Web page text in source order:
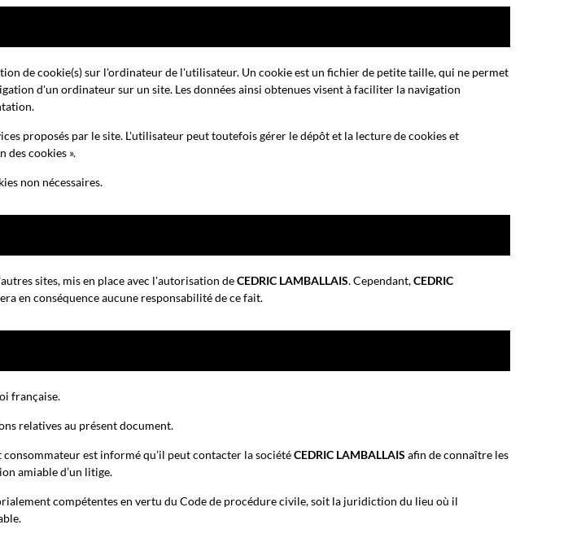
de cookie(s) sur l'ordinateur de l'utilisateur. Un cookie est un fichier de petite taille, qui ne permet
d'un ordinateur sur un site. Les données ainsi obtenues visent à faciliter la navigation
proposés par le site. L'utilisateur peut toutefois gérer le dépôt et la lecture de cookies et
des cookies ».
non nécessaires.
sites, mis en place avec l'autorisation deCEDRIC LAMBALLAIS. Cependant,CEDRIC
en conséquence aucune responsabilité de ce fait.
française.
relatives au présent document.
est informé qu’il peut contacter la sociétéCEDRIC LAMBALLAIS afin de connaître les
amiable d’un litige.
compétentes en vertu du Code de procédure civile, soit la juridiction du lieu où il